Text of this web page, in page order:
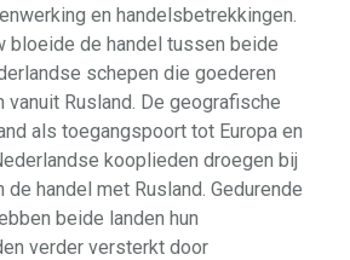
en handelsbetrekkingen.
bloeide de handel tussen beide
schepen die goederen
vanuit Rusland. De geografische
als toegangspoort tot Europa en
kooplieden droegen bij
de handel met Rusland. Gedurende
beide landen hun
verder versterkt door